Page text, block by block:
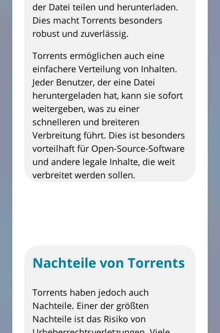
der Datei teilen und herunterladen.
Dies macht Torrents besonders
robust und zuverlässig.
Torrents ermöglichen auch eine
einfachere Verteilung von Inhalten.
Jeder Benutzer, der eine Datei
heruntergeladen hat, kann sie sofort
weitergeben, was zu einer
schnelleren und breiteren
Verbreitung führt. Dies ist besonders
vorteilhaft für Open-Source-Software
und andere legale Inhalte, die weit
verbreitet werden sollen.
Nachteile von Torrents
Torrents haben jedoch auch
Nachteile. Einer der größten
Nachteile ist das Risiko von